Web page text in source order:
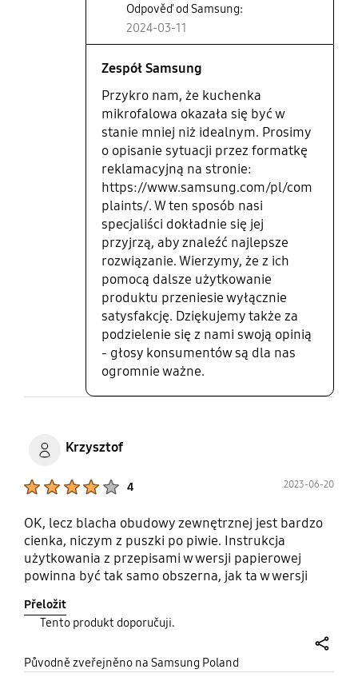
Odpověď od Samsung:
2024-03-11
Zespół Samsung
Przykro nam, że kuchenka
mikrofalowa okazała się być w
stanie mniej niż idealnym. Prosimy
o opisanie sytuacji przez formatkę
reklamacyjną na stronie:
https://www.samsung.com/pl/com
plaints/. W ten sposób nasi
specjaliści dokładnie się jej
przyjrzą, aby znaleźć najlepsze
rozwiązanie. Wierzymy, że z ich
pomocą dalsze użytkowanie
produktu przeniesie wyłącznie
satysfakcję. Dziękujemy także za
podzielenie się z nami swoją opinią
- głosy konsumentów są dla nas
ogromnie ważne.
Krzysztof
4 2023-06-20
OK, lecz blacha obudowy zewnętrznej jest bardzo
cienka, niczym z puszki po piwie. Instrukcja
użytkowania z przepisami w wersji papierowej
powinna być tak samo obszerna, jak ta w wersji
szklance, gotowaną przez zalecany w instrukcji
czas 4- 5 minut doprowadza do eksplozji! Ogólnie
mogłoby być lepiej.
Přeložit
Tento produkt doporučuji.
Původně zveřejněno na Samsung Poland